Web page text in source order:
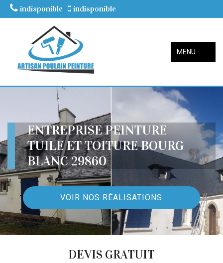
indisponible indisponible
MENU
ENTREPRISE PEINTURE
TUILE ET TOITURE BOURG
BLANC 29860
VOIR NOS RÉALISATIONS
DEVIS GRATUIT